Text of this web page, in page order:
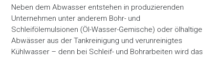
Neben dem Abwasser entstehen in produzierenden
Unternehmen unter anderem Bohr- und
Schleifölemulsionen (Öl-Wasser-Gemische) oder ölhaltige
Abwässer aus der Tankreinigung und verunreinigtes
Kühlwasser – denn bei Schleif- und Bohrarbeiten wird das